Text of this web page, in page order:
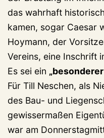
das wahrhaft
kamen, sogar Caesar
Hoymann, der
Vereins, eine Inschrift
Es sei ein
Für Till Neschen, als
des Bau- und
gewissermaßen
war am